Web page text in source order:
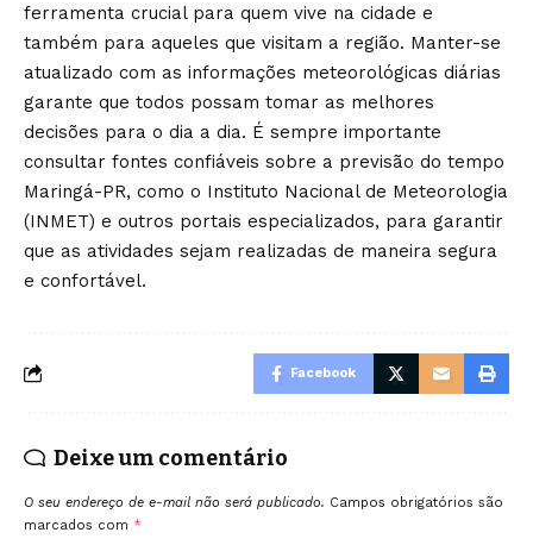
ferramenta crucial para quem vive na cidade e
também para aqueles que visitam a região. Manter-se
atualizado com as informações meteorológicas diárias
garante que todos possam tomar as melhores
decisões para o dia a dia. É sempre importante
consultar fontes confiáveis sobre a previsão do tempo
Maringá-PR, como o Instituto Nacional de Meteorologia
(INMET) e outros portais especializados, para garantir
que as atividades sejam realizadas de maneira segura
e confortável.
Facebook
Deixe um comentário
O seu endereço de e-mail não será publicado. Campos obrigatórios são
marcados com *